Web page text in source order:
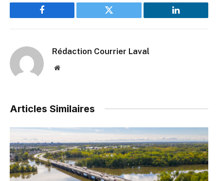
Facebook Twitter LinkedIn
Rédaction Courrier Laval
Website
Articles Similaires